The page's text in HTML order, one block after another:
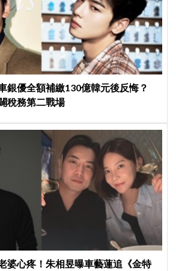
銀優全額補繳130億韓元後反悔？
稅務第二戰場
婆心疼！朱相昱曝車藝蓮追《金特